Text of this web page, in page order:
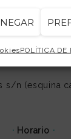
POLÍTICA DE
s/n (esquina
· Horario ·